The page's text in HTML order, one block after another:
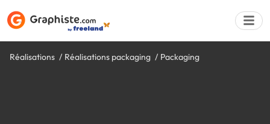
Réalisations Réalisations packaging Packaging